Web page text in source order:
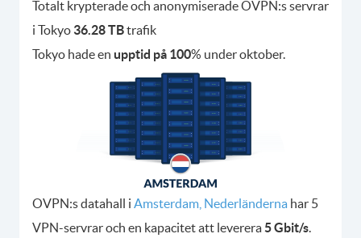
Totalt krypterade och anonymiserade OVPN:s servrar
i Tokyo 36.28 TBtrafik
Tokyo hade en upptid på 100% under oktober.
OVPN:s datahall i Amsterdam, Nederländerna har 5
VPN-servrar och en kapacitet att leverera5 Gbit/s.